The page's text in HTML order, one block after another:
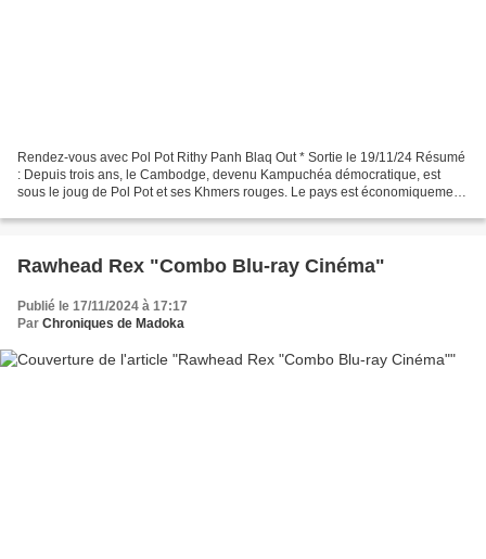
Rendez-vous avec Pol Pot Rithy Panh Blaq Out * Sortie le 19/11/24 Résumé
: Depuis trois ans, le Cambodge, devenu Kampuchéa démocratique, est
sous le joug de Pol Pot et ses Khmers rouges. Le pays est économiquement
Rawhead Rex "Combo Blu-ray Cinéma"
Publié le 17/11/2024 à 17:17
Par Chroniques de Madoka